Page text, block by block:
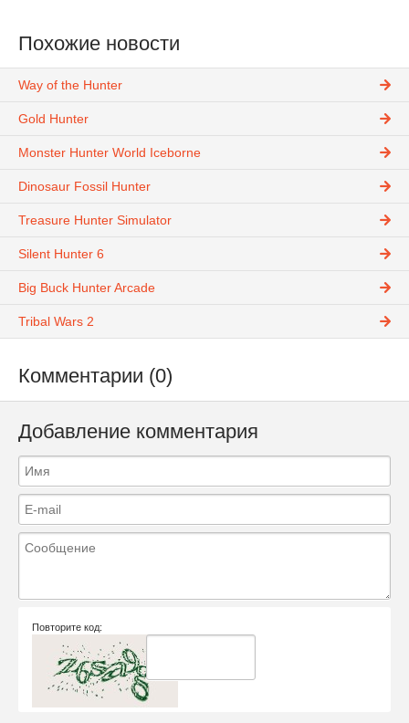
Похожие новости
Way of the Hunter
Gold Hunter
Monster Hunter World Iceborne
Dinosaur Fossil Hunter
Treasure Hunter Simulator
Silent Hunter 6
Big Buck Hunter Arcade
Tribal Wars 2
Комментарии (0)
Добавление комментария
Повторите код: